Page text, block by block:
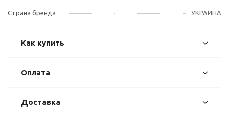
Страна бренда УКРАИНА
Как купить
Оплата
Доставка